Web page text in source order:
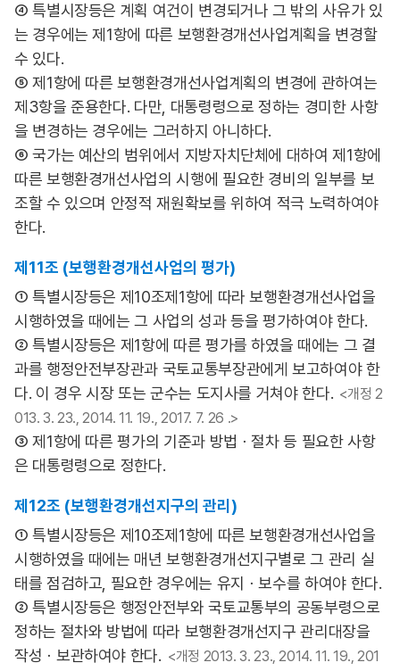
④ 특별시장등은 계획 여건이 변경되거나 그 밖의 사유가 있
는 경우에는 제1항에 따른 보행환경개선사업계획을 변경할
수 있다.
⑤ 제1항에 따른 보행환경개선사업계획의 변경에 관하여는
제3항을 준용한다. 다만, 대통령령으로 정하는 경미한 사항
을 변경하는 경우에는 그러하지 아니하다.
⑥ 국가는 예산의 범위에서 지방자치단체에 대하여 제1항에
따른 보행환경개선사업의 시행에 필요한 경비의 일부를 보
조할 수 있으며 안정적 재원확보를 위하여 적극 노력하여야
한다.
제11조 (보행환경개선사업의 평가)
① 특별시장등은 제10조제1항에 따라 보행환경개선사업을
시행하였을 때에는 그 사업의 성과 등을 평가하여야 한다.
② 특별시장등은 제1항에 따른 평가를 하였을 때에는 그 결
과를 행정안전부장관과 국토교통부장관에게 보고하여야 한
다. 이 경우 시장 또는 군수는 도지사를 거쳐야 한다. <개정 2
013. 3. 23., 2014. 11. 19., 2017. 7. 26 .>
③ 제1항에 따른 평가의 기준과 방법ㆍ절차 등 필요한 사항
은 대통령령으로 정한다.
제12조 (보행환경개선지구의 관리)
① 특별시장등은 제10조제1항에 따른 보행환경개선사업을
시행하였을 때에는 매년 보행환경개선지구별로 그 관리 실
태를 점검하고, 필요한 경우에는 유지ㆍ보수를 하여야 한다.
② 특별시장등은 행정안전부와 국토교통부의 공동부령으로
정하는 절차와 방법에 따라 보행환경개선지구 관리대장을
작성ㆍ보관하여야 한다. <개정 2013. 3. 23., 2014. 11. 19., 201